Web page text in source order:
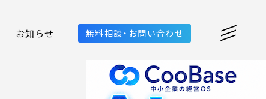
お知らせ 無料相談・お問い合わせ